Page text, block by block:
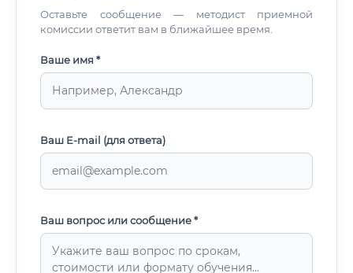
Оставьте сообщение — методист приемной
комиссии ответит вам в ближайшее время.
Ваше имя *
Ваш E-mail (для ответа)
Ваш вопрос или сообщение *